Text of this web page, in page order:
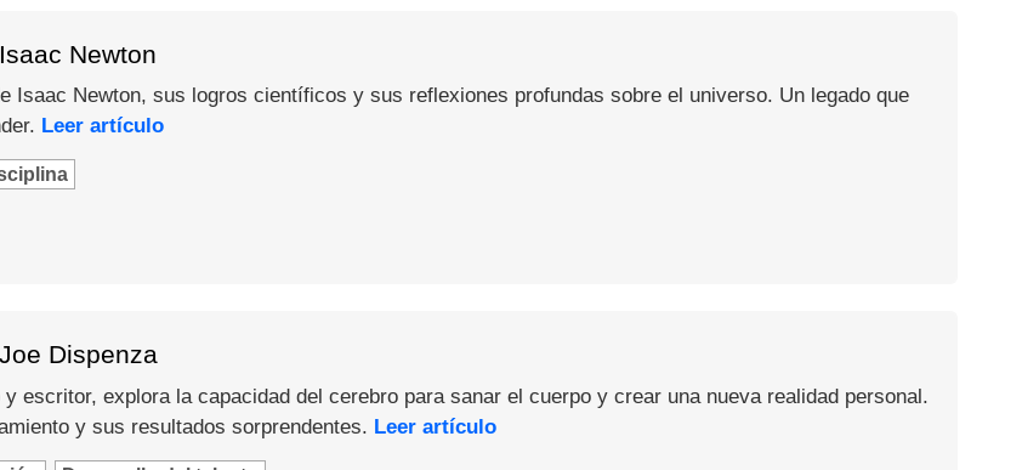
Newton
Isaac Newton, sus logros científicos y sus reflexiones profundas sobre el universo. Un legado que
Leer artículo
Dispenza
escritor, explora la capacidad del cerebro para sanar el cuerpo y crear una nueva realidad personal.
y sus resultados sorprendentes. Leer artículo